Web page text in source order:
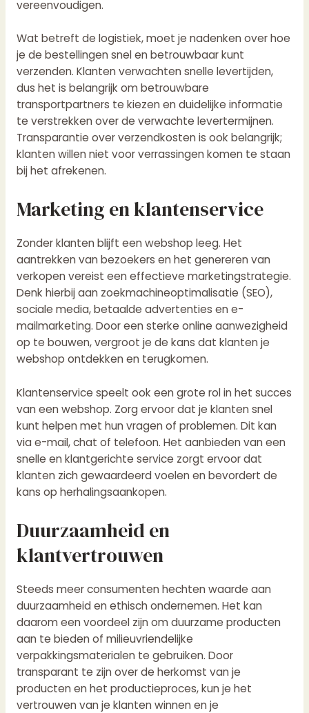
vereenvoudigen.
Wat betreft de logistiek, moet je nadenken over hoe
je de bestellingen snel en betrouwbaar kunt
verzenden. Klanten verwachten snelle levertijden,
dus het is belangrijk om betrouwbare
transportpartners te kiezen en duidelijke informatie
te verstrekken over de verwachte levertermijnen.
Transparantie over verzendkosten is ook belangrijk;
klanten willen niet voor verrassingen komen te staan
bij het afrekenen.
Marketing en klantenservice
Zonder klanten blijft een webshop leeg. Het
aantrekken van bezoekers en het genereren van
verkopen vereist een effectieve marketingstrategie.
Denk hierbij aan zoekmachineoptimalisatie (SEO),
sociale media, betaalde advertenties en e-
mailmarketing. Door een sterke online aanwezigheid
op te bouwen, vergroot je de kans dat klanten je
webshop ontdekken en terugkomen.
Klantenservice speelt ook een grote rol in het succes
van een webshop. Zorg ervoor dat je klanten snel
kunt helpen met hun vragen of problemen. Dit kan
via e-mail, chat of telefoon. Het aanbieden van een
snelle en klantgerichte service zorgt ervoor dat
klanten zich gewaardeerd voelen en bevordert de
kans op herhalingsaankopen.
Duurzaamheid en
klantvertrouwen
Steeds meer consumenten hechten waarde aan
duurzaamheid en ethisch ondernemen. Het kan
daarom een voordeel zijn om duurzame producten
aan te bieden of milieuvriendelijke
verpakkingsmaterialen te gebruiken. Door
transparant te zijn over de herkomst van je
producten en het productieproces, kun je het
vertrouwen van je klanten winnen en je